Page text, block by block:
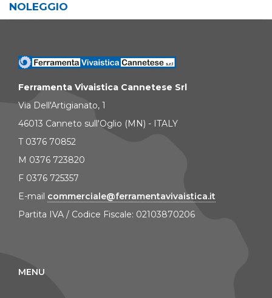
NOLEGGIO
Ferramenta Vivaistica Cannetese Srl
Via Dell'Artigianato, 1
46013 Canneto sull'Oglio (MN) - ITALY
T 0376 70852
M 0376 723820
F 0376 725357
E-mail commerciale@ferramentavivaistica.it
Partita IVA / Codice Fiscale: 02103870206
MENU